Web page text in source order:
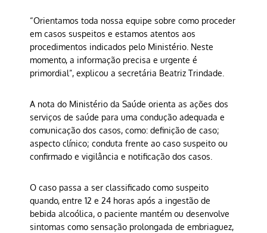
“Orientamos toda nossa equipe sobre como proceder
em casos suspeitos e estamos atentos aos
procedimentos indicados pelo Ministério. Neste
momento, a informação precisa e urgente é
primordial”, explicou a secretária Beatriz Trindade.
A nota do Ministério da Saúde orienta as ações dos
serviços de saúde para uma condução adequada e
comunicação dos casos, como: definição de caso;
aspecto clínico; conduta frente ao caso suspeito ou
confirmado e vigilância e notificação dos casos.
O caso passa a ser classificado como suspeito
quando, entre 12 e 24 horas após a ingestão de
bebida alcoólica, o paciente mantém ou desenvolve
sintomas como sensação prolongada de embriaguez,